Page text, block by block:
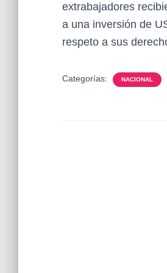
extrabajadores
a una inversión de
respeto a sus
Categorías: NACIONAL